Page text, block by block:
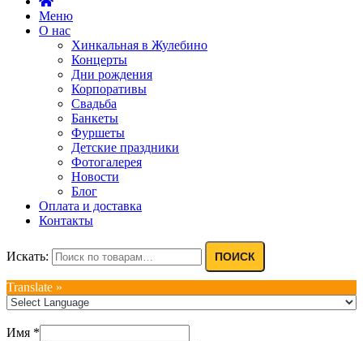
Меню
О нас
Хинкальная в Жулебино
Концерты
Дни рождения
Корпоративы
Свадьба
Банкеты
Фуршеты
Детские праздники
Фотогалерея
Новости
Блог
Оплата и доставка
Контакты
Искать: ПОИСК
Translate »
Имя *